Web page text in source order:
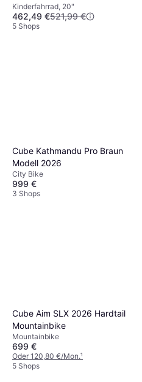
Kinderfahrrad, 20"
462,49 €521,99 €
5 Shops
Cube Kathmandu Pro Braun
Modell 2026
City Bike
999 €
3 Shops
Cube Aim SLX 2026 Hardtail
Mountainbike
Mountainbike
699 €
Oder 120,80 €/Mon.¹
5 Shops